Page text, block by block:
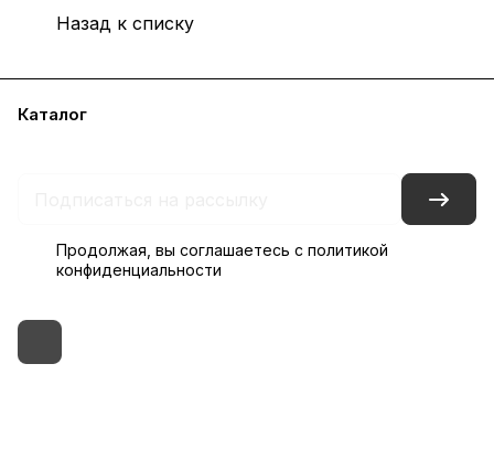
Назад к списку
Каталог
Продолжая, вы соглашаетесь с политикой
конфиденциальности